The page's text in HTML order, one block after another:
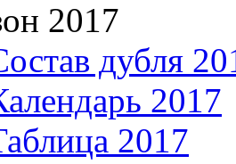
2017
дубля
2017
2017